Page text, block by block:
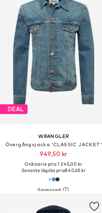
DEAL
WRANGLER
Övergångsjacka 'CLASSIC JACKET'
949,50 kr
Ordinarie pris: 1 245,00 kr
Senaste lägsta pris:840,65 kr